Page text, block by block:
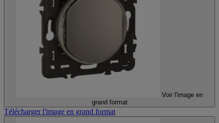
Voir l'image en
grand format
Télécharger l'image en grand format